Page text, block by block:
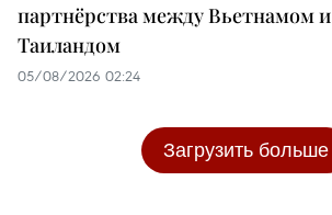
партнёрства между Вьетнамом и
Таиландом
05/08/2026 02:24
Загрузить больше